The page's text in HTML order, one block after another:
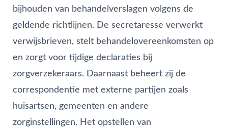
bijhouden van behandelverslagen volgens de
geldende richtlijnen. De secretaresse verwerkt
verwijsbrieven, stelt behandelovereenkomsten op
en zorgt voor tijdige declaraties bij
zorgverzekeraars. Daarnaast beheert zij de
correspondentie met externe partijen zoals
huisartsen, gemeenten en andere
zorginstellingen. Het opstellen van